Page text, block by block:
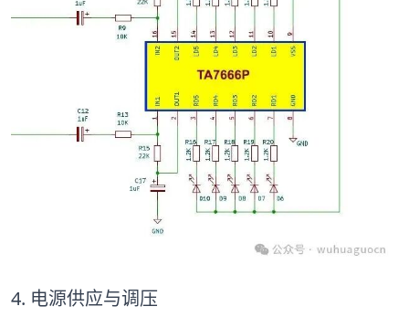
4. 电源供应与调压